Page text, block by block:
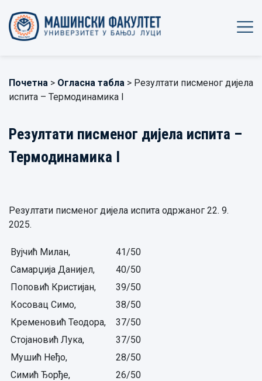
Почетна > Огласна табла > Резултати писменог дијела
испита – Термодинамика I
Резултати писменог дијела испита –
Термодинамика I
Резултати писменог дијела испита одржаног 22. 9.
2025.
Вујчић Милан,
41/50
Самарџија Данијел,
40/50
Поповић Кристијан,
39/50
Косовац Симо,
38/50
Кременовић Теодора,
37/50
Стојановић Лука,
37/50
Мушић Неђо,
28/50
Симић Ђорђе,
26/50